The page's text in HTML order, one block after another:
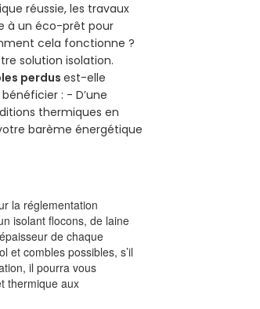
réussie, les travaux
à un éco-prêt pour
cela fonctionne ?
solution isolation.
perdusest-elle
: - D’une
thermiques en
barème énergétique
la réglementation
isolant flocons, de laine
de chaque
et combles possibles, s’il
il pourra vous
thermique aux